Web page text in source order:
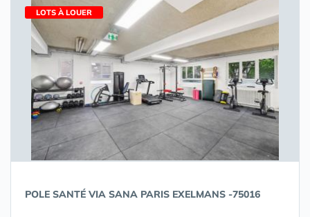
LOTS À LOUER
POLE SANTÉ VIA SANA PARIS EXELMANS -75016